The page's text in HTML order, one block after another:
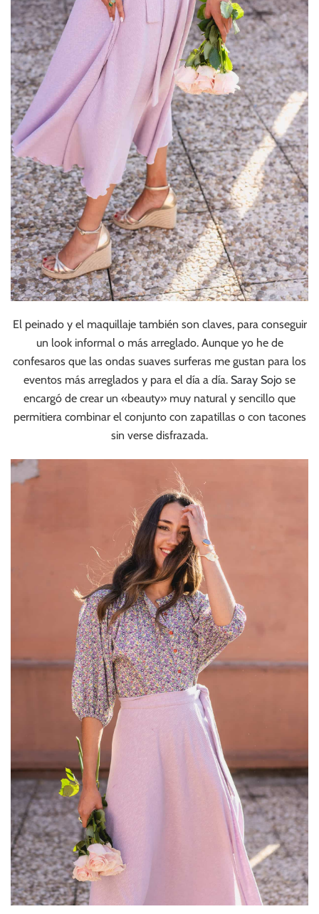
El peinado y el maquillaje también son claves, para conseguir
un look informal o más arreglado. Aunque yo he de
confesaros que las ondas suaves surferas me gustan para los
eventos más arreglados y para el día a día. Saray Sojo se
encargó de crear un «beauty» muy natural y sencillo que
permitiera combinar el conjunto con zapatillas o con tacones
sin verse disfrazada.